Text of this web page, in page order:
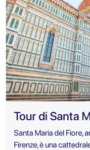
Tour di Santa
Santa Maria del Fiore,
Firenze, è una